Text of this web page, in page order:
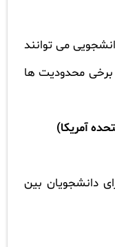
می توانند
برخی محدودیت ها
در سال برای دانشجویان بین